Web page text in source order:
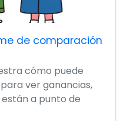
de comparación
cómo puede
ver ganancias,
a punto de